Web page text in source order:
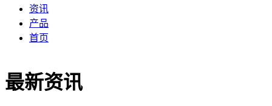
资讯
产品
首页
最新资讯